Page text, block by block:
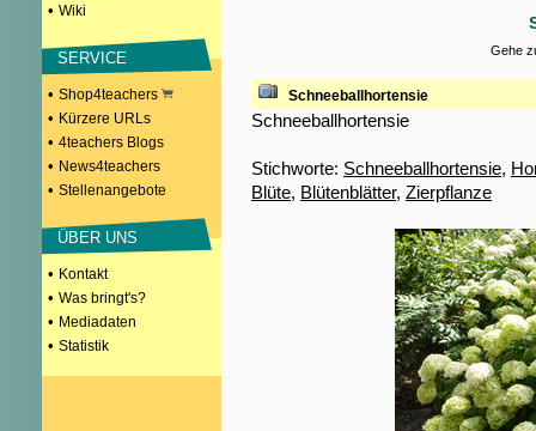
• Wiki
SERVICE
• Shop4teachers
• Kürzere URLs
• 4teachers Blogs
• News4teachers
• Stellenangebote
ÜBER UNS
• Kontakt
• Was bringt's?
• Mediadaten
• Statistik
Gehe
Schneeballhortensie
Schneeballhortensie
Stichworte: Schneeballhortensie,
Blüte, Blütenblätter, Zierpflanze